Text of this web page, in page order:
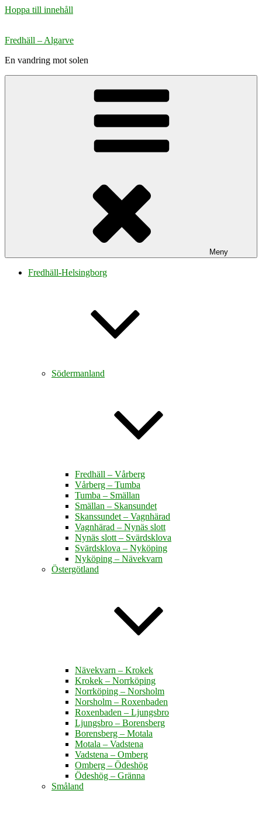
Hoppa till innehåll
Fredhäll – Algarve
En vandring mot solen
Meny
Fredhäll-Helsingborg
Södermanland
Fredhäll – Vårberg
Vårberg – Tumba
Tumba – Smällan
Smällan – Skansundet
Skanssundet – Vagnhärad
Vagnhärad – Nynäs slott
Nynäs slott – Svärdsklova
Svärdsklova – Nyköping
Nyköping – Nävekvarn
Östergötland
Nävekvarn – Krokek
Krokek – Norrköping
Norrköping – Norsholm
Norsholm – Roxenbaden
Roxenbaden – Ljungsbro
Ljungsbro – Borensberg
Borensberg – Motala
Motala – Vadstena
Vadstena – Omberg
Omberg – Ödeshög
Ödeshög – Gränna
Småland